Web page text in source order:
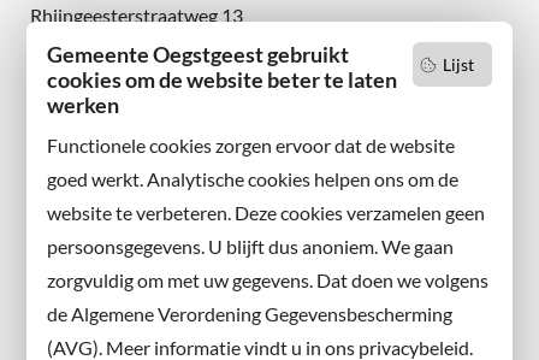
Lijst
Gemeente Oegstgeest gebruikt
cookies om de website beter te laten
werken
Functionele cookies zorgen ervoor dat de website
goed werkt. Analytische cookies helpen ons om de
website te verbeteren. Deze cookies verzamelen geen
persoonsgegevens. U blijft dus anoniem. We gaan
zorgvuldig om met uw gegevens. Dat doen we volgens
de Algemene Verordening Gegevensbescherming
(AVG). Meer informatie vindt u in ons privacybeleid.
Rhijngeesterstraatweg 13
2342 AN Oegstgeest
Wilt u niets missen?
en volg ons ook op sociale media.
Facebook
X
Instagram